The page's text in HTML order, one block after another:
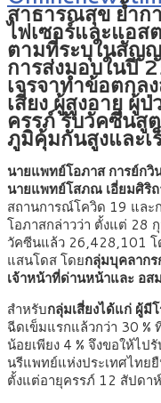
สาธารณสุข ย้ำก
ไฟเซอร์และแอส
ตามที่ระบุในสัญ
การส่งมอบในปี
เจรจาทำข้อตก
เสี่ยง ผู้สูงอายุ ผู้
ครรภ์ รับวัคซีนสู
ภูมิคุ้มกันสูงและเ
นายแพทย์โอภาส การย์กวิ
นายแพทย์โสภณ เอี่ยมศิริถ
สถานการณ์โควิด 19 แล
โอภาสกล่าวว่า ตั้งแต่ 28
วัคซีนแล้ว 26,428,101
แสนโดส โดยกลุ่มบุคลาก
เจ้าหน้าที่ด่านหน้าและ อส
สำหรับกลุ่มเสี่ยงได้แก่ ผู้มี
ฉีดเข็มแรกแล้วกว่า 30 %
น้อยเพียง 4 % จึงขอให้ไ
นรีแพทย์แห่งประเทศไทย
ตั้งแต่อายุครรภ์ 12 สัปดา